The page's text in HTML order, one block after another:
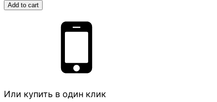
Add to cart
Или купить в один клик